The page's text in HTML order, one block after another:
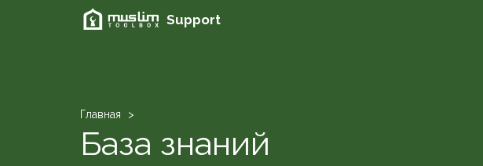
Support
Главная
База знаний